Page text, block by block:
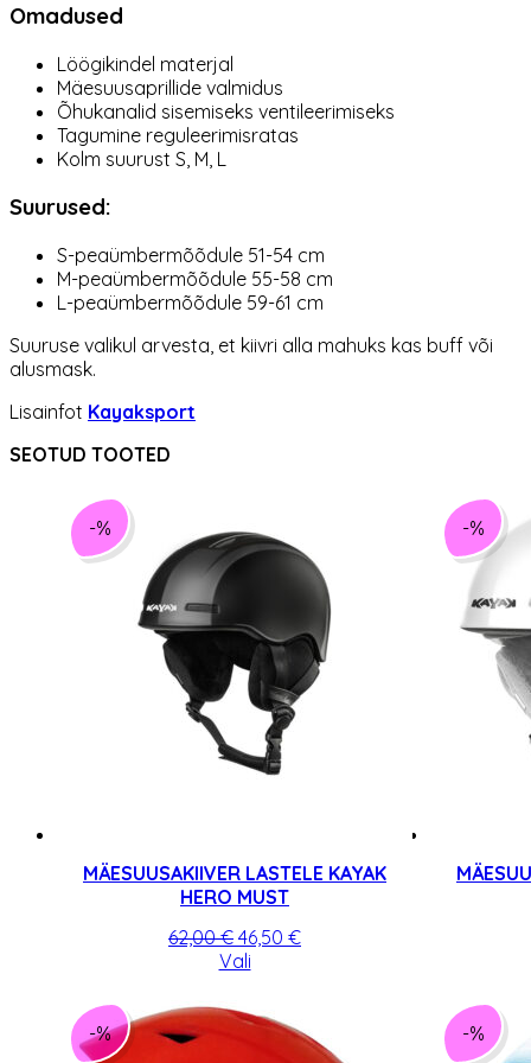
Omadused
Löögikindel materjal
Mäesuusaprillide valmidus
Õhukanalid sisemiseks ventileerimiseks
Tagumine reguleerimisratas
Kolm suurust S, M, L
Suurused:
S-peaümbermõõdule 51-54 cm
M-peaümbermõõdule 55-58 cm
L-peaümbermõõdule 59-61 cm
Suuruse valikul arvesta, et kiivri alla mahuks kas buff või
alusmask.
Lisainfot Kayaksport
SEOTUD TOOTED
-%
MÄESUUSAKIIVER LASTELE KAYAK
HERO MUST
62,00€ Algne
hind
62,00 €.
46,50 €Praegune
ValiSellel
mitu
varianti.
-%
-% -%